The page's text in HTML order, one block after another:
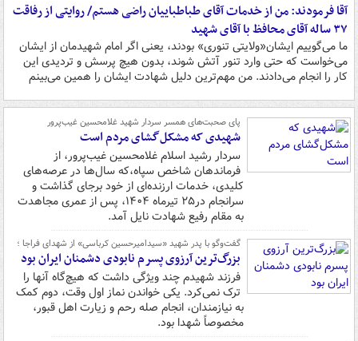
آقا فرمودند: من از خدمات آقای طباطباییان راضی هستم/ روایتی از رفاقت
۳۷ ساله آقای محافظ با آقای شهید
ما می‌گوییم ایشان«ولایتی تنوری» بودند، یعنی اگر امام شهیدمان از ایشان
می‌خواست که حتی وارد تنور آتش شوند، بدون هیچ پرسش و تردیدی این
کار را انجام می‌دادند. من مهم‌ترین دلیل شهادت ایشان را همین می‌بینم
پای صحبت‌های همسر سردار شهید غلامحسین غیب‌پرور
شهیدی که مشکل‌گشای مردم است
سردار رشید اسلام غلامحسین غیب‌پرور، از
فرماندهان شاخص سپاه،که سال‌ها در عرصه‌های
کلیدی، خدمات ارزنده‌ای از خود برجای گذاشت و
سرانجام در۲۵ تیرماه ۱۴۰۴، پس از عمری مجاهدت
به مقام رفیع شهادت نایل آمد.
گفت‌وگو با پدر شهید «سیدامیرحسین کرباسی» از شهدای فراجا ؛
بزرگ‌ترین آرزوی پسرم نابودی دشمنان ایران بود
فرزند شهیدم چند ویژگی داشت که هیچ‌گاه آنها را
ترک نمی‌کرد. یکی خواندن نماز اول وقت، دوم کمک
به نیازمندان، انجام صله رحم و زیارت اهل قبور،
مخصوصاً شهدا بود.